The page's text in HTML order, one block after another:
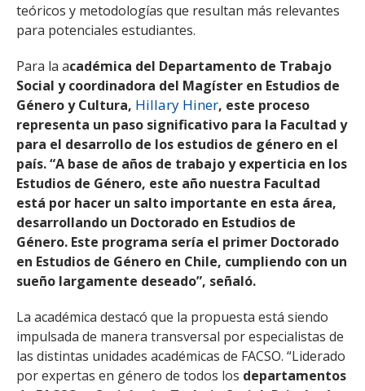
teóricos y metodologías que resultan más relevantes
para potenciales estudiantes.
Para la académica del Departamento de Trabajo
Social y coordinadora del Magíster en Estudios de
Género y Cultura, Hillary Hiner, este proceso
representa un paso significativo para la Facultad y
para el desarrollo de los estudios de género en el
país. “A base de años de trabajo y experticia en los
Estudios de Género, este año nuestra Facultad
está por hacer un salto importante en esta área,
desarrollando un Doctorado en Estudios de
Género. Este programa sería el primer Doctorado
en Estudios de Género en Chile, cumpliendo con un
sueño largamente deseado”, señaló.
La académica destacó que la propuesta está siendo
impulsada de manera transversal por especialistas de
las distintas unidades académicas de FACSO. “Liderado
por expertas en género de todos los departamentos